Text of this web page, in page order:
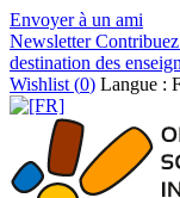
Envoyer à un ami
NewsletterContribuez
destination des
Wishlist (0) Langue :